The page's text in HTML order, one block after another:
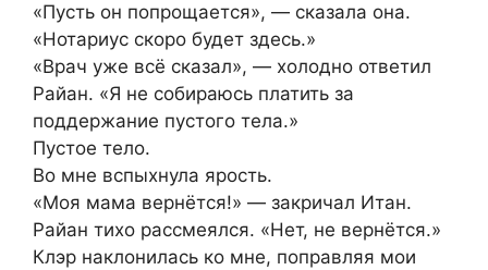
«Пусть он попрощается», — сказала она.
«Нотариус скоро будет здесь.»
«Врач уже всё сказал», — холодно ответил
Райан. «Я не собираюсь платить за
поддержание пустого тела.»
Пустое тело.
Во мне вспыхнула ярость.
«Моя мама вернётся!» — закричал Итан.
Райан тихо рассмеялся. «Нет, не вернётся.»
Клэр наклонилась ко мне, поправляя мои